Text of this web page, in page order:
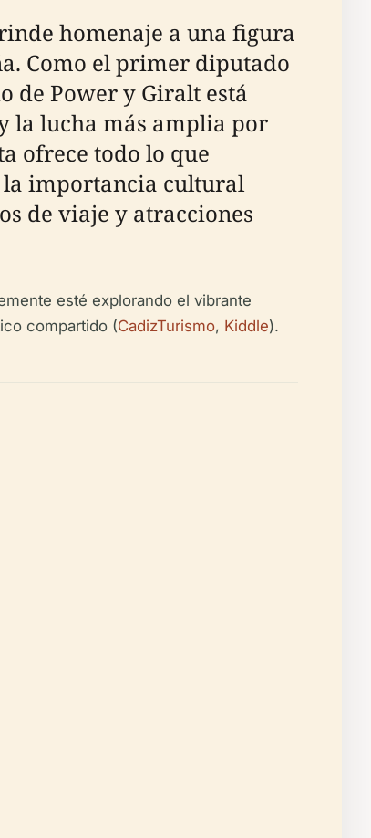
homenaje a una figura
Como el primer diputado
de Power y Giralt está
la lucha más amplia por
ofrece todo lo que
la importancia cultural
de viaje y atracciones
esté explorando el vibrante
compartido (CadizTurismo, Kiddle).